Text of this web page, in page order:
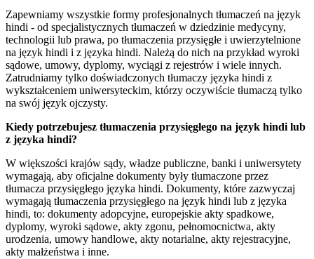
Zapewniamy wszystkie formy profesjonalnych tłumaczeń na język
hindi - od specjalistycznych tłumaczeń w dziedzinie medycyny,
technologii lub prawa, po tłumaczenia przysięgłe i uwierzytelnione
na język hindi i z języka hindi. Należą do nich na przykład wyroki
sądowe, umowy, dyplomy, wyciągi z rejestrów i wiele innych.
Zatrudniamy tylko doświadczonych tłumaczy języka hindi z
wykształceniem uniwersyteckim, którzy oczywiście tłumaczą tylko
na swój język ojczysty.
Kiedy potrzebujesz tłumaczenia przysięgłego na język hindi lub
z języka hindi?
W większości krajów sądy, władze publiczne, banki i uniwersytety
wymagają, aby oficjalne dokumenty były tłumaczone przez
tłumacza przysięgłego języka hindi. Dokumenty, które zazwyczaj
wymagają tłumaczenia przysięgłego na język hindi lub z języka
hindi, to: dokumenty adopcyjne, europejskie akty spadkowe,
dyplomy, wyroki sądowe, akty zgonu, pełnomocnictwa, akty
urodzenia, umowy handlowe, akty notarialne, akty rejestracyjne,
akty małżeństwa i inne.